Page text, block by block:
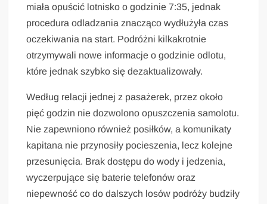
miała opuścić lotnisko o godzinie 7:35, jednak
procedura odladzania znacząco wydłużyła czas
oczekiwania na start. Podróżni kilkakrotnie
otrzymywali nowe informacje o godzinie odlotu,
które jednak szybko się dezaktualizowały.
Według relacji jednej z pasażerek, przez około
pięć godzin nie dozwolono opuszczenia samolotu.
Nie zapewniono również posiłków, a komunikaty
kapitana nie przynosiły pocieszenia, lecz kolejne
przesunięcia. Brak dostępu do wody i jedzenia,
wyczerpujące się baterie telefonów oraz
niepewność co do dalszych losów podróży budziły